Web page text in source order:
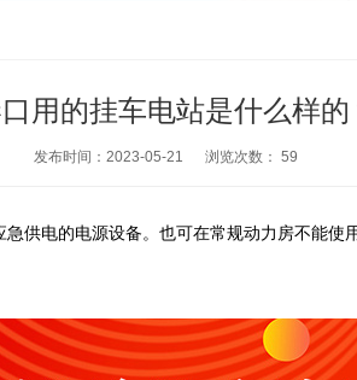
用的挂车电站是什么样的
发布时间：2023-05-21 浏览次数： 59
供电的电源设备。也可在常规动力房不能使